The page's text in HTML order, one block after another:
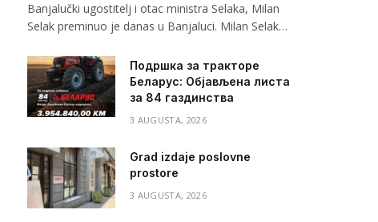
Banjalučki ugostitelj i otac ministra Selaka, Milan
Selak preminuo je danas u Banjaluci. Milan Selak…
Подршка за тракторе
Беларус: Објављена листа
за 84 газдинства
3 AUGUSTA, 2026
Grad izdaje poslovne
prostore
3 AUGUSTA, 2026